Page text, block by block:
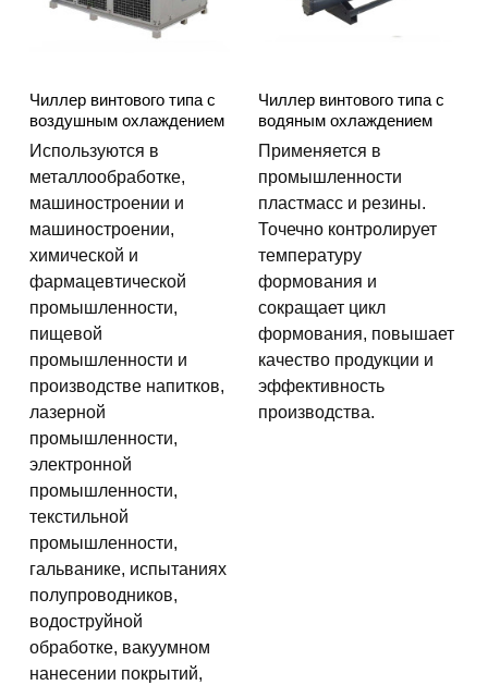
Чиллер винтового типа с
воздушным охлаждением
Используются в
металлообработке,
машиностроении и
машиностроении,
химической и
фармацевтической
промышленности,
пищевой
промышленности и
производстве напитков,
лазерной
промышленности,
электронной
промышленности,
текстильной
промышленности,
гальванике, испытаниях
полупроводников,
водоструйной
обработке, вакуумном
нанесении покрытий,
Чиллер винтового типа с
водяным охлаждением
Применяется в
промышленности
пластмасс и резины.
Точечно контролирует
температуру
формования и
сокращает цикл
формования, повышает
качество продукции и
эффективность
производства.